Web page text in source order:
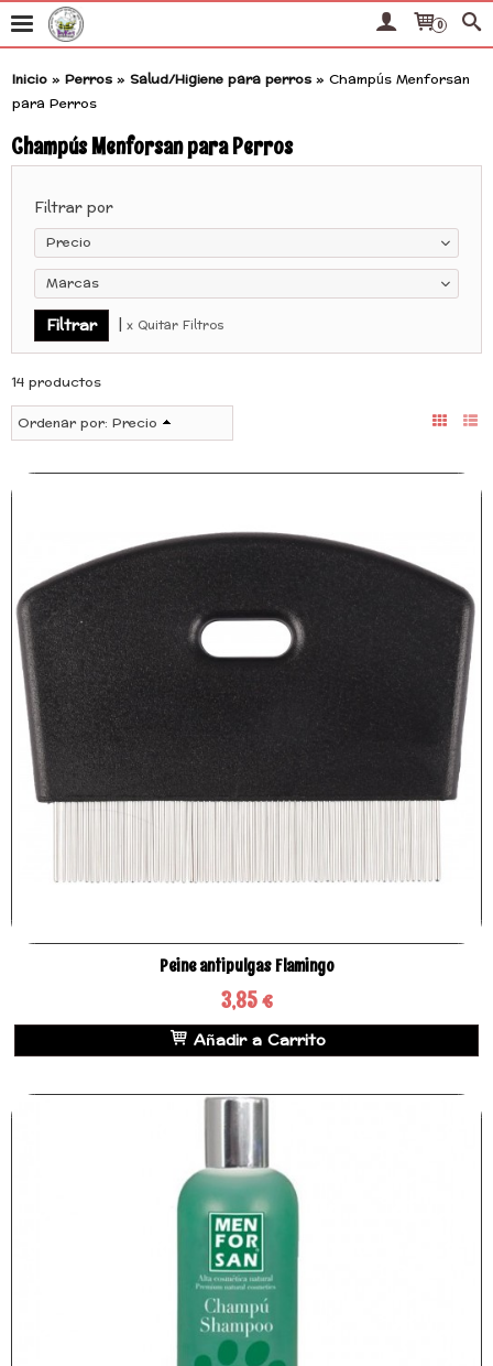
0
Inicio» Perros» Salud/Higiene para perros» Champús Menforsan
para Perros
Champús Menforsan para Perros
Filtrar por
Precio
Marcas
| x Quitar Filtros
14 productos
Ordenar por: Precio
Peine antipulgas Flamingo
3,85 €
Añadir a Carrito